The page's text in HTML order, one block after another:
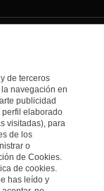
de terceros
navegación en
publicidad
perfil elaborado
visitadas), para
de los
o
de Cookies.
de cookies.
has leído y